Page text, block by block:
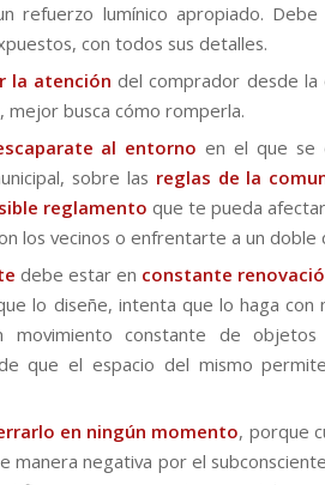
refuerzo lumínico apropiado.
con todos sus detalles.
la atención del comprador desde la
mejor busca cómo romperla.
al entorno en el que se
sobre las reglas de la
reglamento que te pueda
los vecinos o enfrentarte a un doble
debe estar en constante
lo diseñe, intenta que lo haga
movimiento constante de
que el espacio del mismo
en ningún momento, porque
manera negativa por el